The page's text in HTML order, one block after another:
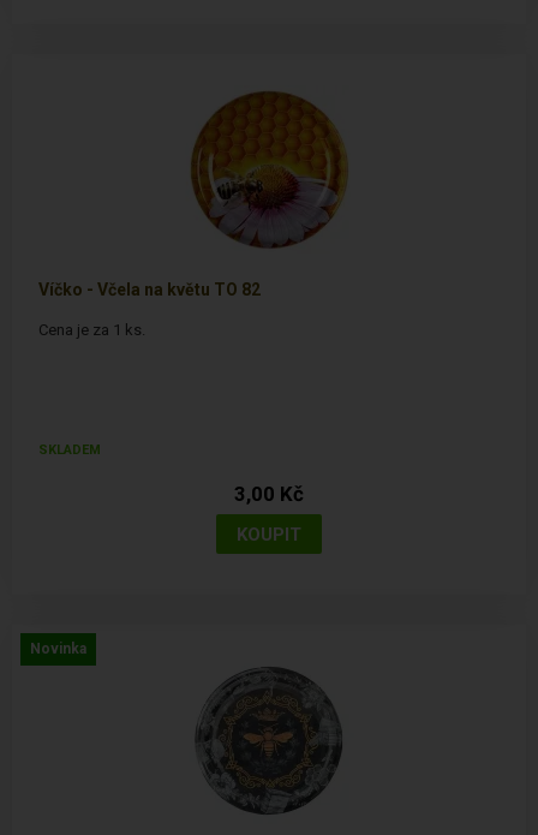
Víčko - Včela na květu TO 82
Cena je za 1 ks.
SKLADEM
3,00 Kč
Novinka